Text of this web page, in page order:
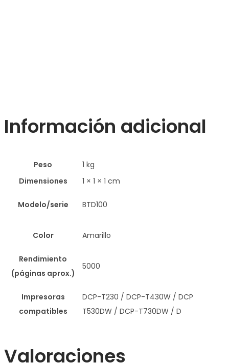
Información adicional
Peso
1 kg
Dimensiones
1 × 1 × 1 cm
Modelo/serie BTD100
Color Amarillo
Rendimiento
(páginas aprox.)
5000
Impresoras
compatibles
DCP-T230 / DCP-T430W / DCP
T530DW / DCP-T730DW / D
Valoraciones